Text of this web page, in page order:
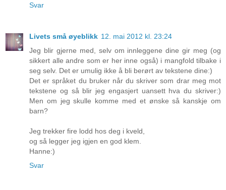
Svar
Livets små øyeblikk 12. mai 2012 kl. 23:24
Jeg blir gjerne med, selv om innleggene dine gir meg (og
sikkert alle andre som er her inne også) i mangfold tilbake i
seg selv. Det er umulig ikke å bli berørt av tekstene dine:)
Det er språket du bruker når du skriver som drar meg mot
tekstene og så blir jeg engasjert uansett hva du skriver:)
Men om jeg skulle komme med et ønske så kanskje om
barn?
Jeg trekker fire lodd hos deg i kveld,
og så legger jeg igjen en god klem.
Hanne:)
Svar